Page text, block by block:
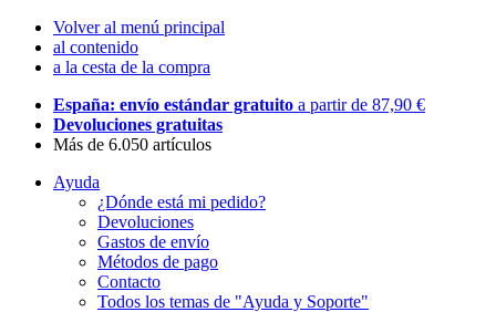
Volver al menú principal
al contenido
a la cesta de la compra
España: envío estándar gratuito a partir de 87,90 €
Devoluciones gratuitas
Más de 6.050 artículos
Ayuda
¿Dónde está mi pedido?
Devoluciones
Gastos de envío
Métodos de pago
Contacto
Todos los temas de "Ayuda y Soporte"